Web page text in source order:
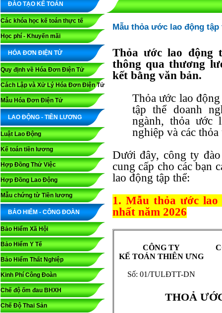
ĐÀO TẠO KẾ TOÁN
Các khóa học kế toán thực tế
Học phí - Khuyến mãi
HÓA ĐƠN ĐIỆN TỬ
Quy định về Hóa Đơn Điện Tử
Cách Lập và Xử Lý Hóa Đơn Điện Tử
Mẫu Hóa Đơn Điện Tử
LAO ĐỘNG - TIỀN LƯƠNG
Luật Lao Động
Kế toán tiền lương
Hợp Đồng Thử Việc
Hợp Đồng Lao Động
Mẫu chứng từ Tiền lương
BẢO HIỂM - CÔNG ĐOÀN
Bảo Hiểm Xã Hội
Bảo Hiểm Y Tế
Bảo Hiểm Thất Nghiệp
Kinh Phí Công Đoàn
Chế độ ốm đau BHXH
Chế Độ Thai Sản
Mẫu thỏa ước lao động
Thỏa ước lao động
thông qua thương
kết bằng văn bản.
Thỏa ước lao
tập thể doanh
ngành, thỏa ước
nghiệp và các
Dưới đây, công ty
cung cấp cho các bạn
lao động tập thể:
1. Mẫu thỏa ước
nhất năm 2026
CÔNG TY
KẾ TOÁN THIÊN ƯNG
Số: 01/TULĐTT-DN
THOẢ